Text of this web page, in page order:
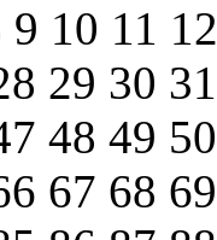
9 10 11
29 30
48 49
67 68